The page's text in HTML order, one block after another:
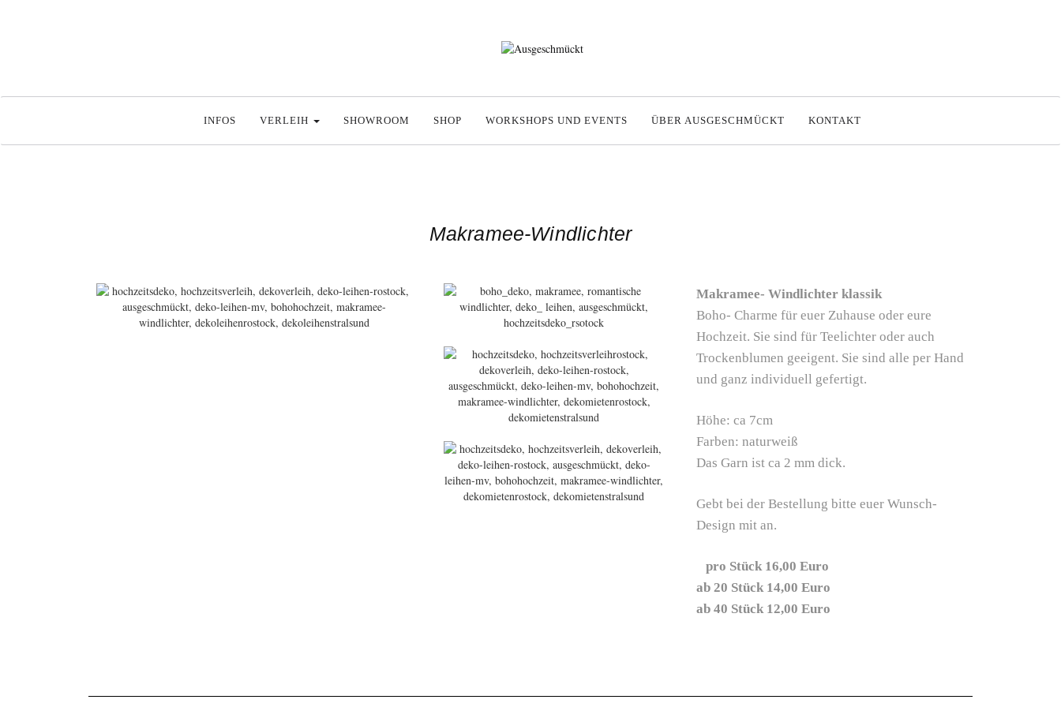
INFOS VERLEIH SHOWROOM SHOP WORKSHOPS UND EVENTS ÜBER AUSGESCHMÜCKT KONTAKT
Makramee-Windlichter
Makramee- Windlichter klassik
Boho- Charme für euer Zuhause oder eure
Hochzeit. Sie sind für Teelichter oder auch
Trockenblumen geeigent. Sie sind alle per Hand
und ganz individuell gefertigt.
Höhe: ca 7cm
Farben: naturweiß
Das Garn ist ca 2 mm dick.
Gebt bei der Bestellung bitte euer Wunsch-
Design mit an.
pro Stück 16,00 Euro
ab 20 Stück 14,00 Euro
ab 40 Stück 12,00 Euro